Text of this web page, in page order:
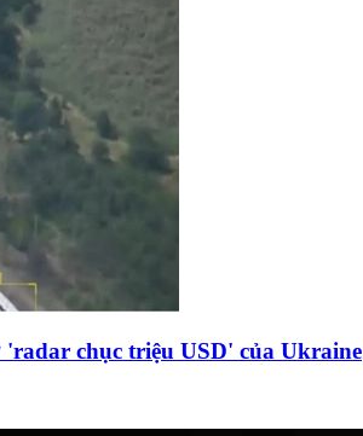
chục triệu USD' của Ukraine